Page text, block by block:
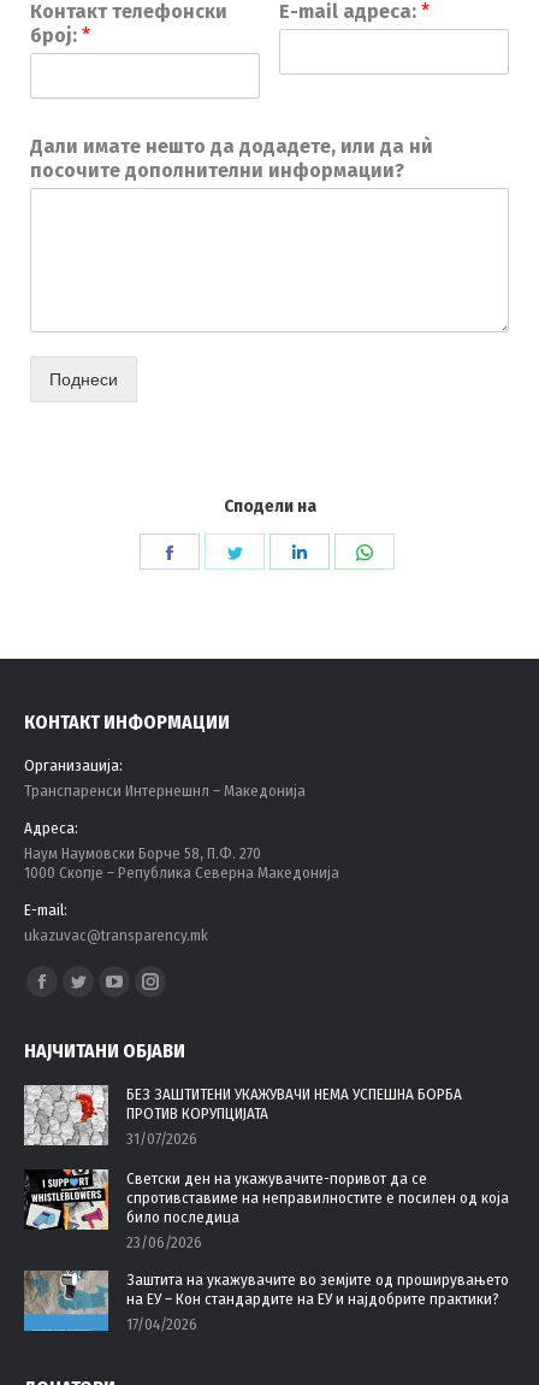
Контакт телефонски
број: *
Е-mail адреса: *
Дали имате нешто да додадете, или да нѝ
посочите дополнителни информации?
Поднеси
Сподели на
Share
Share
Share
КОНТАКТ ИНФОРМАЦИИ
Организација:
Tранспаренси Интернешнл – Македонија
Адреса:
Наум Наумовски Борче 58, П.Ф. 270
1000 Скопје – Република Северна Македонија
E-mail:
ukazuvac@transparency.mk
Find us on:
Facebook
opens
in
new
window
Twitter
opens
in
new
window
YouTube
opens
new
window
Instagram
opens
in
new
window
НАЈЧИТАНИ ОБЈАВИ
БЕЗ ЗАШТИТЕНИ УКАЖУВАЧИ НЕМА УСПЕШНА БОРБА
ПРОТИВ КОРУПЦИЈАТА
31/07/2026
Светски ден на укажувачите-поривот да се
спротивставиме на неправилностите е посилен од која
било последица
23/06/2026
Заштита на укажувачите во земјите од проширувањето
на ЕУ – Кон стандардите на ЕУ и најдобрите практики?
17/04/2026